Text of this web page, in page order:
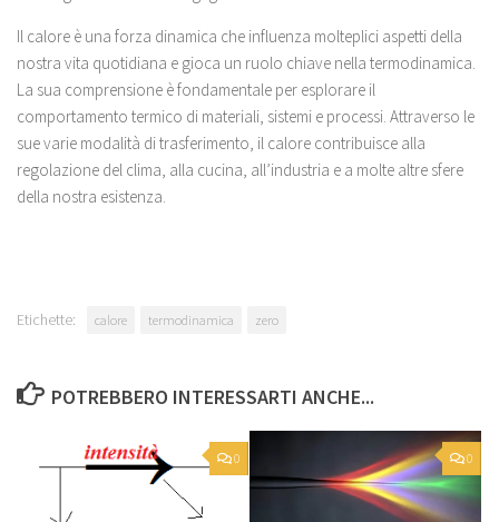
Il calore è una forza dinamica che influenza molteplici aspetti della
nostra vita quotidiana e gioca un ruolo chiave nella termodinamica.
La sua comprensione è fondamentale per esplorare il
comportamento termico di materiali, sistemi e processi. Attraverso le
sue varie modalità di trasferimento, il calore contribuisce alla
regolazione del clima, alla cucina, all’industria e a molte altre sfere
della nostra esistenza.
Etichette: calore termodinamica zero
POTREBBERO INTERESSARTI ANCHE...
0 0